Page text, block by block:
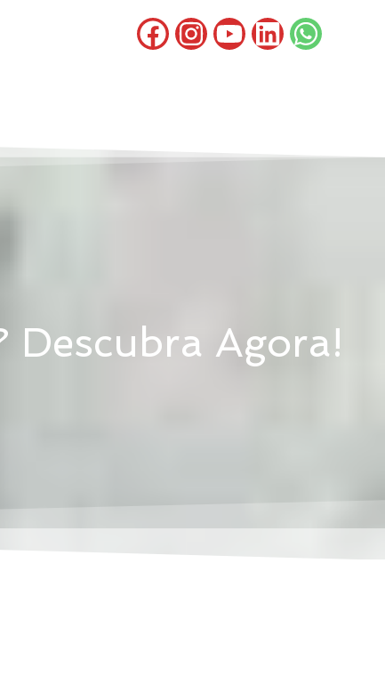
Descubra Agora!